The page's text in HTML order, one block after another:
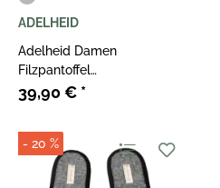
ADELHEID
Adelheid Damen
Filzpantoffel
Weltenbummlerin
39,90 € *
- 20 %